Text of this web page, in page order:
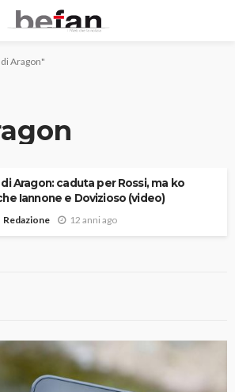
di Aragon"
di Aragon: caduta per Rossi, ma ko
Iannone e Dovizioso (video)
Redazione 12 anni ago